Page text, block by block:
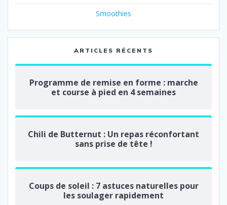
Smoothies
ARTICLES RÉCENTS
Programme de remise en forme : marche
et course à pied en 4 semaines
Chili de Butternut : Un repas réconfortant
sans prise de tête !
Coups de soleil : 7 astuces naturelles pour
les soulager rapidement